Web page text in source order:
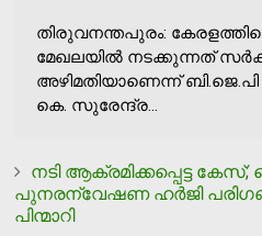
തിരുവനന്തപുരം:
മേഖലയില്‍ നടക്കുന്നത്
അഴിമതിയാണെന്ന്
കെ. സുരേന്ദ്ര...
നടി ആക്രമിക്കപ്പെട്ട കേസ്;
പുനരന്വേഷണ ഹര്‍ജി
പിന്മാറി